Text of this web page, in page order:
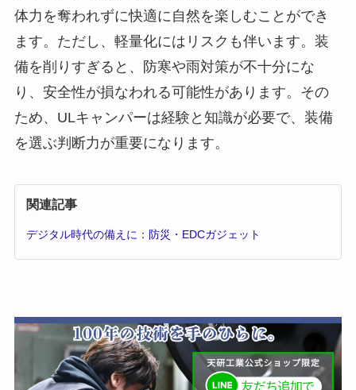
体力を奪われずに快適に自然を楽しむことができ
ます。ただし、軽量化にはリスクも伴います。装
備を削りすぎると、防寒や雨対策が不十分にな
り、安全性が損なわれる可能性があります。その
ため、ULキャンパーは経験と知識が必要で、装備
を選ぶ判断力が重要になります。
関連記事
デジタル時代の備えに：防災・EDCガジェット